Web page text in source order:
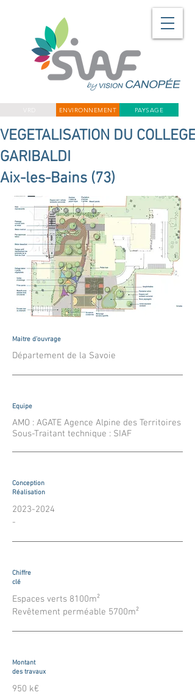
ENVIRONNEMENT PAYSAGE
VEGETALISATION DU COLLEGE
GARIBALDI
Aix-les-Bains (73)
Maitre d'ouvrage
Département de la Savoie
Equipe
AMO : AGATE Agence Alpine des Territoires
Sous-Traitant technique : SIAF
Conception
Réalisation
2023-2024
-
Chiffre
clé
Espaces verts 8100m²
Revêtement perméable 5700m²
Montant
des travaux
950 k€